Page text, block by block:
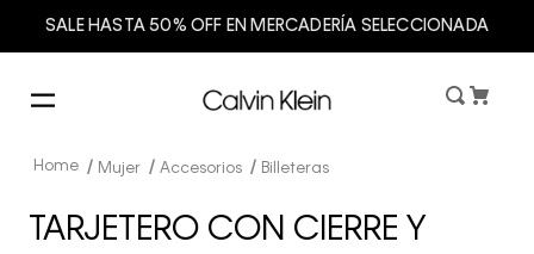
SALE HASTA 50% OFF EN MERCADERÍA SELECCIONADA
Mujer Accesorios Billeteras
TARJETERO CON CIERRE Y